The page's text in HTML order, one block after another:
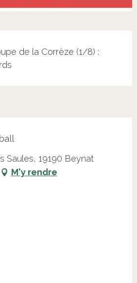
de la Corrèze (1/8) :
Saules, 19190 Beynat
M'y rendre